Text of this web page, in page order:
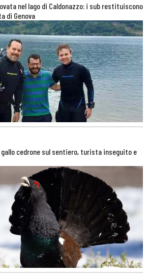
nel lago di Caldonazzo: i sub restituiscono
di Genova
gallo cedrone sul sentiero, turista inseguito e